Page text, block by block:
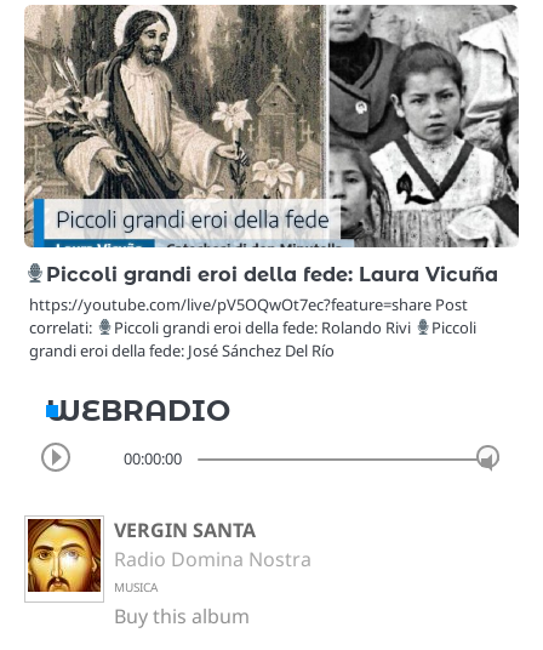
Piccoli grandi eroi della fede: Laura Vicuña
https://youtube.com/live/pV5OQwOt7ec?feature=share Post
correlati:
Piccoli grandi eroi della fede: Rolando Rivi
Piccoli
grandi eroi della fede: José Sánchez Del Río
WEBRADIO
00:00:00
VERGIN SANTA
Radio Domina Nostra
MUSICA
Buy this album